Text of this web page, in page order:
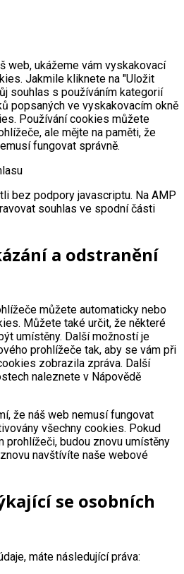
web, ukážeme vám vyskakovací
Jakmile kliknete na "Uložit
souhlas s používáním kategorií
popsaných ve vyskakovacím okně
Používání cookies můžete
ale mějte na paměti, že
fungovat správně.
bez podpory javascriptu. Na AMP
souhlas ve spodní části
a odstranění
můžete automaticky nebo
Můžete také určit, že některé
umístěny. Další možností je
prohlížeče tak, aby se vám při
zobrazila zpráva. Další
naleznete v Nápovědě
že náš web nemusí fungovat
všechny cookies. Pokud
budou znovu umístěny
navštívíte naše webové
se osobních
máte následující práva: